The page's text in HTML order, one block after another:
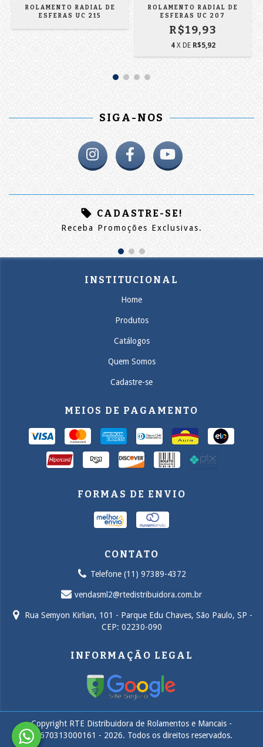
ROLAMENTO RADIAL DE
ESFERAS UC 215
ROLAMENTO RADIAL DE
ESFERAS UC 207
R$19,93
4 X DE R$5,92
SIGA-NOS
CADASTRE-SE!
Receba Promoções Exclusivas.
INSTITUCIONAL
Home
Produtos
Catálogos
Quem Somos
Cadastre-se
MEIOS DE PAGAMENTO
FORMAS DE ENVIO
CONTATO
Telefone (11) 97389-4372
vendasml2@rtedistribuidora.com.br
Rua Semyon Kirlian, 101 - Parque Edu Chaves, São Paulo, SP -
CEP: 02230-090
INFORMAÇÃO LEGAL
Copyright RTE Distribuidora de Rolamentos e Mancais -
14670313000161 - 2026. Todos os direitos reservados.